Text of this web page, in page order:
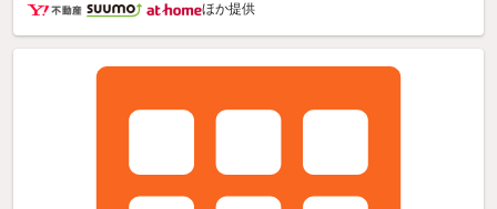
ほか提供